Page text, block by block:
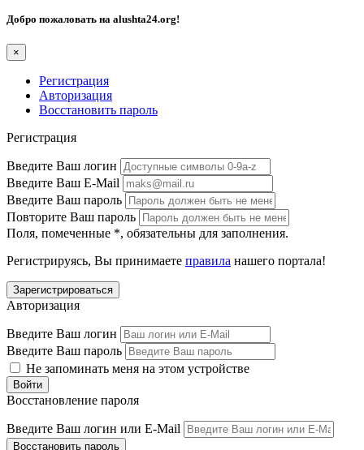
Добро пожаловать на alushta24.org!
×
Регистрация
Авторизация
Восстановить пароль
Регистрация
Введите Ваш логин
Введите Ваш E-Mail
Введите Ваш пароль
Повторите Ваш пароль
Поля, помеченные *, обязательны для заполнения.
Регистрируясь, Вы принимаете правила нашего портала!
Авторизация
Введите Ваш логин
Введите Ваш пароль
Не запоминать меня на этом устройстве
Восстановление пароля
Введите Ваш логин или E-Mail